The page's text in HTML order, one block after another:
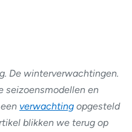
De winterverwachtingen.
seizoensmodellen en
verwachting opgesteld
blikken we terug op